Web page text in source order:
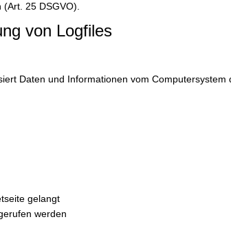
25 DSGVO).
von Logfiles
Daten und Informationen vom Computersystem
gelangt
werden